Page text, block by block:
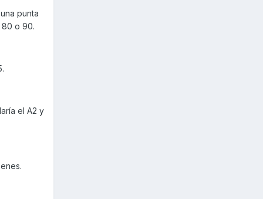
punta
o 90.
el A2 y